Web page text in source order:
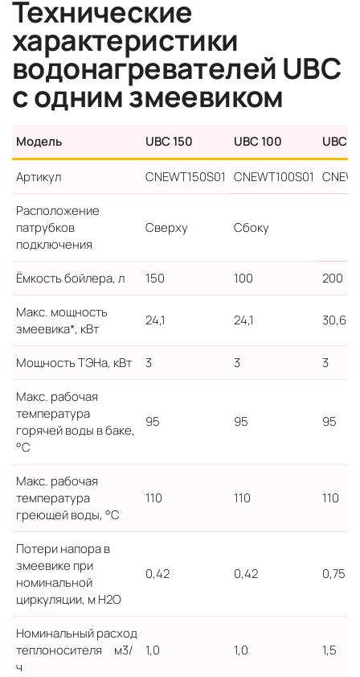
Технические
характеристики
водонагревателей UBC
с одним змеевиком
Модель UBC 150 UBC 100 UBC
Артикул CNEWT150S01 CNEWT100S01
Расположение
патрубков
подключения
Сверху Сбоку
Ёмкость бойлера, л 150 100
200
Макс. мощность
змеевика*, кВт
24,1 24,1 30,6
Мощность ТЭНа, кВт 3 3
3
Макс. рабочая
температура
горячей воды в баке,
°C
95 95 95
Макс. рабочая
температура
греющей воды, °C
110 110 110
Потери напора в
змеевике при
номинальной
циркуляции, м H2O
0,42 0,42 0,75
Номинальный расход
теплоносителя м3/
ч
1,0 1,0 1,5